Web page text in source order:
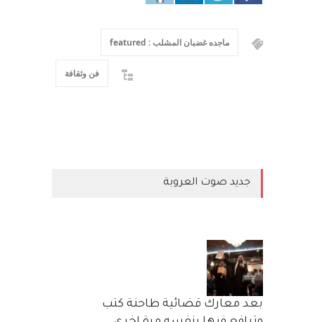
ماجده غضبان المشلب : featured
فن وثقافة
جديد صوت العروبة
بعد معارك قضائية طاحنة كتب